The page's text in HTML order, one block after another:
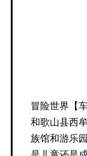
冒险世界【
和歌山县西
族馆和游乐